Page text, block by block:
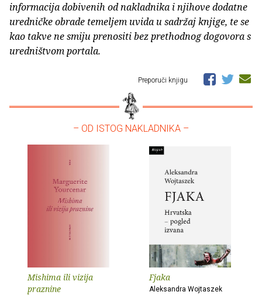
informacija dobivenih od nakladnika i njihove dodatne
uredničke obrade temeljem uvida u sadržaj knjige, te se
kao takve ne smiju prenositi bez prethodnog dogovora s
uredništvom portala.
Preporuči knjigu
– OD ISTOG NAKLADNIKA –
Mishima ili vizija
praznine
Fjaka
Aleksandra Wojtaszek